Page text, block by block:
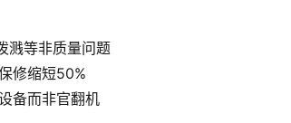
溅等非质量问题
修缩短50%
备而非官翻机